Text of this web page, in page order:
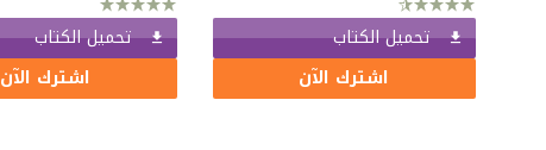
تحميل الكتاب
اشترك الآن
تحميل الكتاب
اشترك الآن